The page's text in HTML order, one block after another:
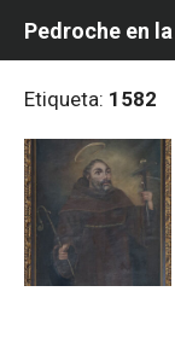
Pedroche en la
Etiqueta: 1582